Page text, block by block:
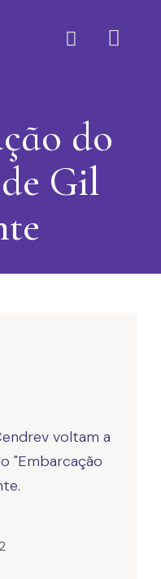
do
Gil
voltam a
"Embarcação